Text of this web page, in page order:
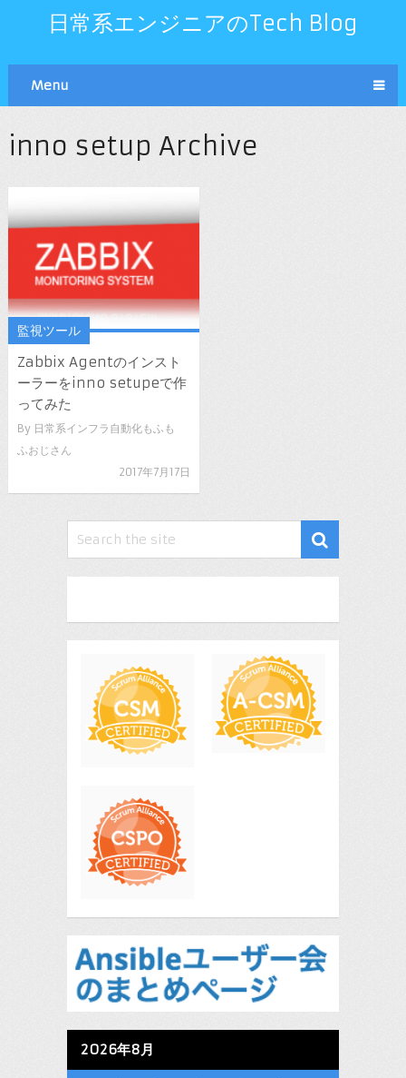
日常系エンジニアのTech Blog
Menu
inno setup Archive
監視ツール
Zabbix Agentのインスト
ーラーをinno setupeで作
ってみた
By 日常系インフラ自動化もふも
ふおじさん
2017年7月17日
2026年8月